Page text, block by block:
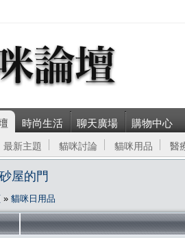
時尚生活 聊天廣場 購物中心
最新主題 貓咪討論 貓咪用品 醫
屋的門
» 貓咪日用品